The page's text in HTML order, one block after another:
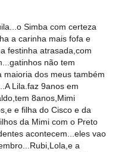
Simba com certeza
a carinha mais fofa e
festinha atrasada,com
não tem
maioria dos meus também
Lila.faz 9anos em
8anos,Mimi
e filha do Cisco e da
da Mimi com o Preto
acontecem...eles vao
a